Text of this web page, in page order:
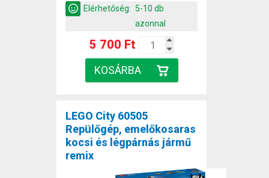
Elérhetőség: 5-10 db
azonnal
5 700 Ft
LEGO City 60505
Repülőgép, emelőkosaras
kocsi és légpárnás jármű
remix